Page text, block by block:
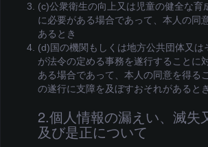
(c)公衆衛生の向上又は児童の健全な育
に必要がある場合であって、本人の同
あるとき
(d)国の機関もしくは地方公共団体又は
が法令の定める事務を遂行することに
ある場合であって、本人の同意を得る
の遂行に支障を及ぼすおそれがあるとき
2.個人情報の漏えい、滅失
及び是正について